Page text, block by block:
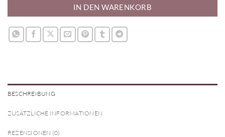
IN DEN WARENKORB
BESCHREIBUNG
ZUSÄTZLICHE INFORMATIONEN
REZENSIONEN (0)